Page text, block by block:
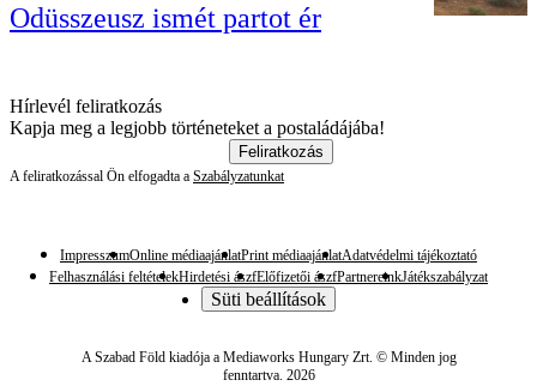
Odüsszeusz ismét partot ér
Hírlevél feliratkozás
Kapja meg a legjobb történeteket a postaládájába!
Feliratkozás
A feliratkozással Ön elfogadta a Szabályzatunkat
ImpresszumOnline médiaajánlatPrint médiaajánlatAdatvédelmi tájékoztató
Felhasználási feltételekHirdetési ászfElőfizetői ászfPartnereinkJátékszabályzat
Süti beállítások
A Szabad Föld kiadója a Mediaworks Hungary Zrt. © Minden jog
fenntartva. 2026